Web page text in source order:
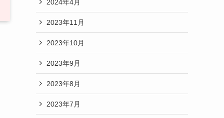
2024年4月
2023年11月
2023年10月
2023年9月
2023年8月
2023年7月